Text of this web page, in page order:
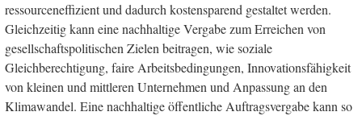
ressourceneffizient und dadurch kostensparend gestaltet werden.
Gleichzeitig kann eine nachhaltige Vergabe zum Erreichen von
gesellschaftspolitischen Zielen beitragen, wie soziale
Gleichberechtigung, faire Arbeitsbedingungen, Innovationsfähigkeit
von kleinen und mittleren Unternehmen und Anpassung an den
Klimawandel. Eine nachhaltige öffentliche Auftragsvergabe kann so